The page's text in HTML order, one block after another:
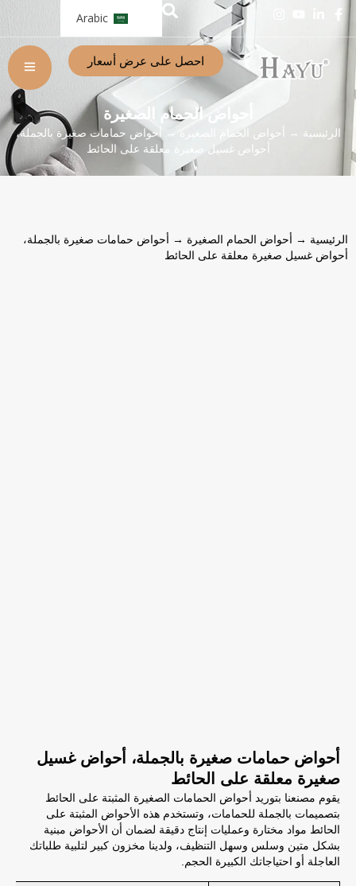
Arabic
احصل على عرض أسعار
أحواض الحمام الصغيرة
الرئيسية → أحواض الحمام الصغيرة
→ أحواض حمامات صغيرة بالجملة،
أحواض غسيل صغيرة معلقة على الحائط
الرئيسية → أحواض الحمام الصغيرة → أحواض حمامات صغيرة بالجملة،
أحواض غسيل صغيرة معلقة على الحائط
أحواض حمامات صغيرة بالجملة، أحواض غسيل
صغيرة معلقة على الحائط
يقوم مصنعنا بتوريد أحواض الحمامات الصغيرة المثبتة على الحائط
بتصميمات بالجملة للحمامات، وتستخدم هذه الأحواض المثبتة على
الحائط مواد مختارة وعمليات إنتاج دقيقة لضمان أن الأحواض مبنية
بشكل متين وسلس وسهل التنظيف، ولدينا مخزون كبير لتلبية طلباتك
العاجلة أو احتياجاتك الكبيرة الحجم.